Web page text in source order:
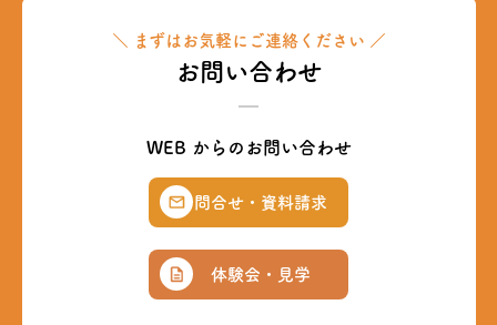
＼ まずはお気軽にご連絡ください ／
お問い合わせ
WEB からのお問い合わせ
問合せ・資料請求
体験会・見学